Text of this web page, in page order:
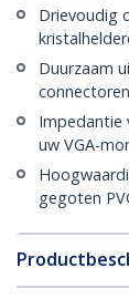
Drievoudig
Duurzaam
connectoren
Impedantie
uw VGA-
gegoten